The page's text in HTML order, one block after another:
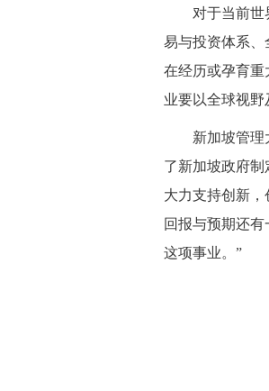
对于当前世界
易与投资体系
在经历或孕育
业要以全球视
新加坡管理大
了新加坡政府制
大力支持创新
回报与预期还
这项事业。”